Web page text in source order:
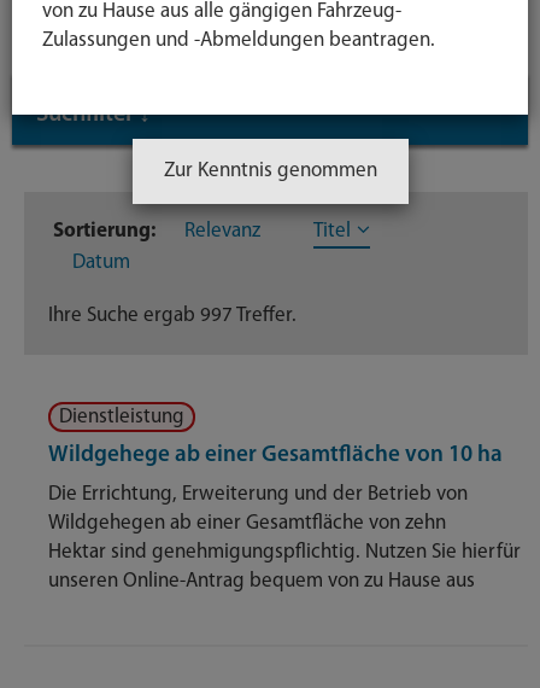
Enter-
Taste
Suchfilter↓
Dateien
Nachrichten
Themenseite 352
Veröffentlichungen 11
Sortierung: Relevanz
Titel
Datum
Ihre Suche ergab 997 Treffer.
Dienstleistung
Wildgehege ab einer Gesamtfläche von 10 ha
Die Errichtung, Erweiterung und der Betrieb von
Wildgehegen ab einer Gesamtfläche von zehn
Hektar sind genehmigungspflichtig. Nutzen Sie hierfür
unseren Online-Antrag bequem von zu Hause aus
von zu Hause aus alle gängigen Fahrzeug-
Zulassungen und -Abmeldungen beantragen.
Zur Kenntnis genommen